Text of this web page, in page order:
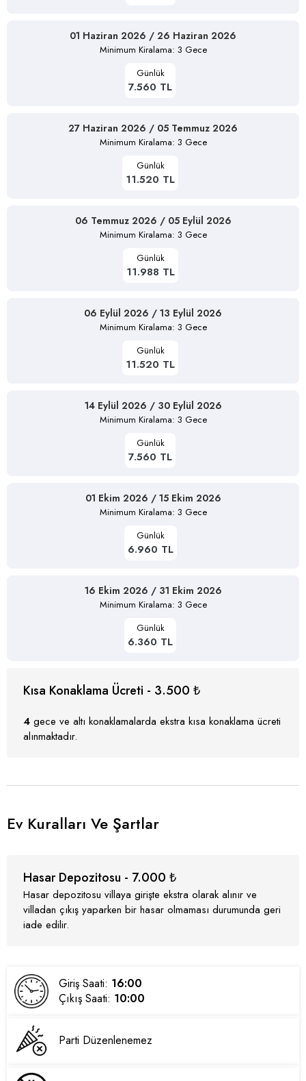
01 Haziran 2026 / 26 Haziran 2026
Minimum Kiralama: 3 Gece
Günlük
7.560 TL
27 Haziran 2026 / 05 Temmuz 2026
Minimum Kiralama: 3 Gece
Günlük
11.520 TL
06 Temmuz 2026 / 05 Eylül 2026
Minimum Kiralama: 3 Gece
Günlük
11.988 TL
06 Eylül 2026 / 13 Eylül 2026
Minimum Kiralama: 3 Gece
Günlük
11.520 TL
14 Eylül 2026 / 30 Eylül 2026
Minimum Kiralama: 3 Gece
Günlük
7.560 TL
01 Ekim 2026 / 15 Ekim 2026
Minimum Kiralama: 3 Gece
Günlük
6.960 TL
16 Ekim 2026 / 31 Ekim 2026
Minimum Kiralama: 3 Gece
Günlük
6.360 TL
Kısa Konaklama Ücreti - 3.500 ₺
4 gece ve altı konaklamalarda ekstra kısa konaklama ücreti
alınmaktadır.
Ev Kuralları Ve Şartlar
Hasar Depozitosu - 7.000 ₺
Hasar depozitosu villaya girişte ekstra olarak alınır ve
villadan çıkış yaparken bir hasar olmaması durumunda geri
iade edilir.
Giriş Saati: 16:00
Çıkış Saati: 10:00
Parti Düzenlenemez